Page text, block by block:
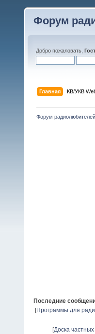
Форум
Добро пожаловать,
Главная КВ/УКВ
Форум
Последние
[Программы для
[Доска